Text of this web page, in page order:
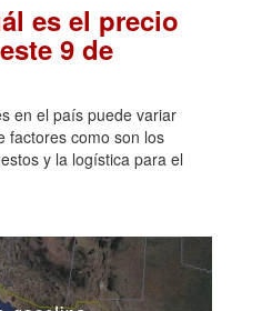
es el precio
9 de
en el país puede variar
factores como son los
y la logística para el